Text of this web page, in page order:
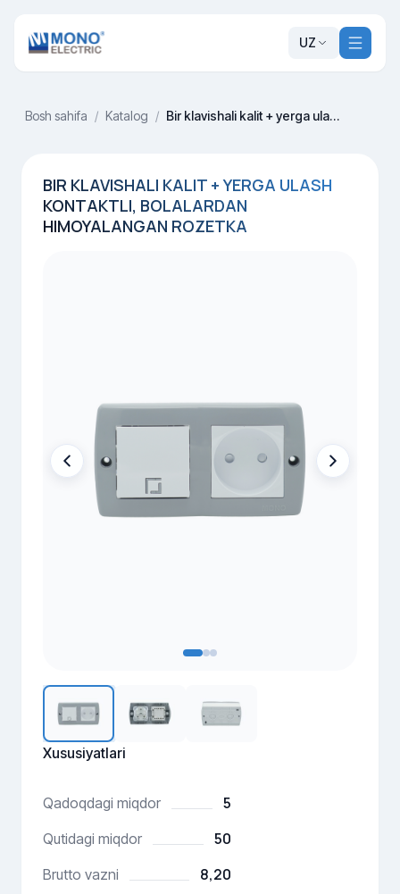
UZ
Bosh sahifa / Katalog / Bir klavishali kalit + yerga ulash kontaktli, bolalardan himoyalangan rozetka
BIR KLAVISHALI KALIT + YERGA ULASH
KONTAKTLI, BOLALARDAN
HIMOYALANGAN ROZETKA
Xususiyatlari
Qadoqdagi miqdor 5
Qutidagi miqdor 50
Brutto vazni 8,20